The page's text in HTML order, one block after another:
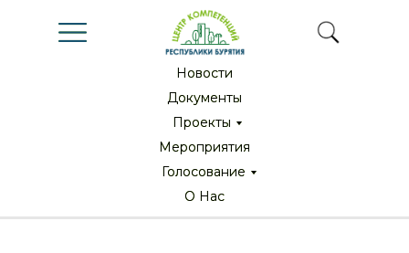
Новости
Новости
Документы
Документы
Мероприятия
Мероприятия
Проекты
Проекты
О Нас
О Нас
Голосование
Голосование